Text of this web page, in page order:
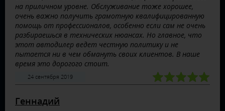
на приличном уровне. Обслуживание тоже хорошее,
очень важно получить грамотную квалифицированную
помощь от профессионалов, особенно если сам не очень
разбираешься в технических нюансах. Но главное, что
этот автодилер ведет честную политику и не
пытается ни в чем обмануть своих клиентов. В наше
время это дорогого стоит.
24 сентября 2019
Геннадий